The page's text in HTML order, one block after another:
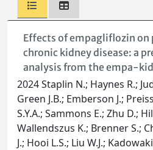
Effects of empagliflozin on
chronic kidney disease: a
analysis from the empa-
2024 Staplin N.; Haynes R.;
Green J.B.; Emberson J.;
S.Y.A.; Sammons E.; Zhu D.;
Wallendszus K.; Brenner S.;
J.; Hooi L.S.; Liu W.J.;